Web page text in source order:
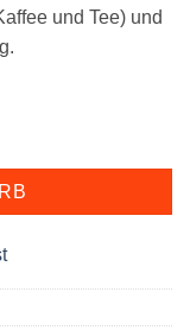
und Tee) und